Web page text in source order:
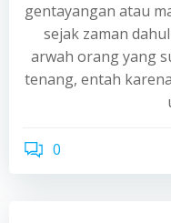
gentayangan atau
sejak zaman
arwah orang yang
tenang, entah
0